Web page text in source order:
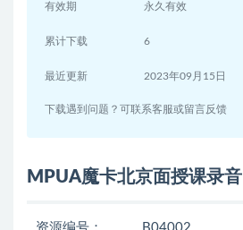
有效期 永久有效
累计下载 6
最近更新 2023年09月15日
下载遇到问题？可联系客服或留言反馈
MPUA魔卡北京面授课录音